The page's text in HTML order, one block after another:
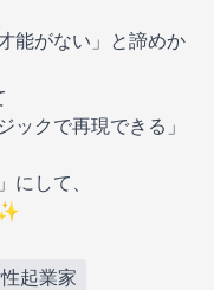
能がない」と諦めか
ックで再現できる」
にして、
起業家